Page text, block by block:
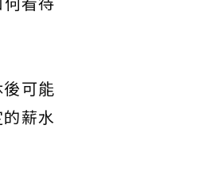
可能
薪水